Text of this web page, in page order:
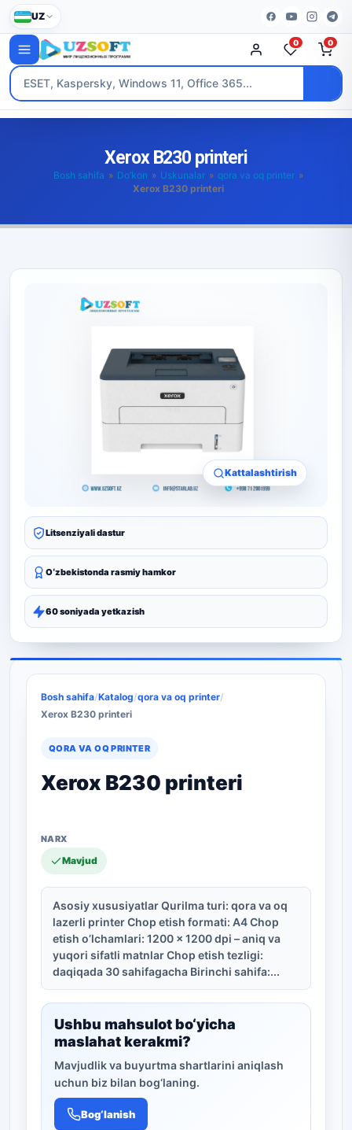
UZ
0 0
Xerox B230 printeri
Bosh sahifa » Do’kon » Uskunalar » qora va oq printer »
Xerox B230 printeri
Kattalashtirish
Litsenziyali dastur
Oʻzbekistonda rasmiy hamkor
60 soniyada yetkazish
Bosh sahifa/Katalog/qora va oq printer/
Xerox B230 printeri
QORA VA OQ PRINTER
Xerox B230 printeri
Mavjud
Asosiy xususiyatlar Qurilma turi: qora va oq
lazerli printer Chop etish formati: A4 Chop
etish o’lchamlari: 1200 × 1200 dpi – aniq va
yuqori sifatli matnlar Chop etish tezligi:
daqiqada 30 sahifagacha Birinchi sahifa:...
Ushbu mahsulot bo‘yicha
maslahat kerakmi?
Mavjudlik va buyurtma shartlarini aniqlash
uchun biz bilan bog‘laning.
Bog‘lanish